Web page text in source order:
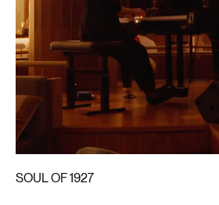
SOUL OF 1927